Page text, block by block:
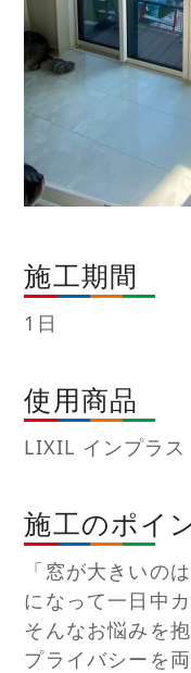
施工期間
1日
使用商品
LIXIL インプラス
施工のポイ
「窓が大きいの
になって一日中
そんなお悩みを
プライバシーを